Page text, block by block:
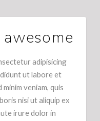
adipisicing
ut labore et
veniam, quis
nisi ut aliquip ex
irure dolor in